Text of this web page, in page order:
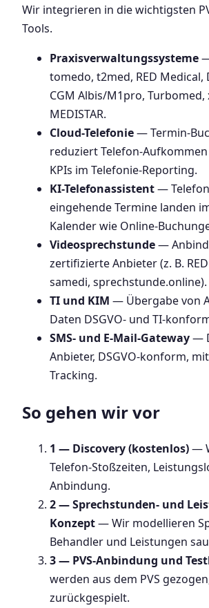
Wir integrieren in die wichtigsten
Tools.
Praxisverwaltungssysteme
tomedo, t2med, RED Medical,
CGM Albis/M1pro, Turbomed,
MEDISTAR.
Cloud-Telefonie— Termin-
reduziert Telefon-
KPIs im Telefonie-Reporting.
KI-Telefonassistent—
eingehende Termine landen
Kalender wie Online-
Videosprechstunde—
zertifizierte Anbieter (z. B.
samedi, sprechstunde.online).
TI und KIM — Übergabe von
Daten DSGVO- und TI-
SMS- und E-Mail-Gateway—
Anbieter, DSGVO-konform,
Tracking.
So gehen wir vor
1 — Discovery (kostenlos)—
Telefon-Stoßzeiten,
Anbindung.
2 — Sprechstunden- und
Konzept— Wir modellieren
Behandler und Leistungen
3 — PVS-Anbindung und
werden aus dem PVS
zurückgespielt.